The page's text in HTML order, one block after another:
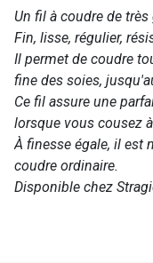
Un fil à coudre de
Fin, lisse, régulier,
Il permet de coudre
fine des soies,
Ce fil assure une
lorsque vous cousez
À finesse égale, il est
coudre ordinaire.
Disponible chez